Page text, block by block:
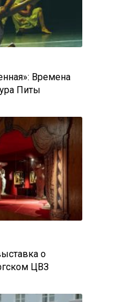
Времена
Питы
о
ЦВЗ